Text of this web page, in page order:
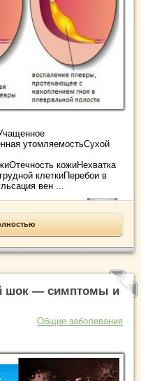
утомляемостьСухой
кожиНехватка
клеткиПеребои в
вен ...
шок — симптомы и
Общие заболевания